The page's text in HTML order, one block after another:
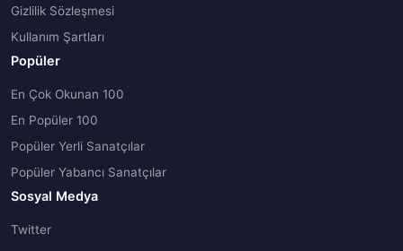
Gizlilik Sözleşmesi
Kullanım Şartları
Popüler
En Çok Okunan 100
En Popüler 100
Popüler Yerli Sanatçılar
Popüler Yabancı Sanatçılar
Sosyal Medya
Twitter